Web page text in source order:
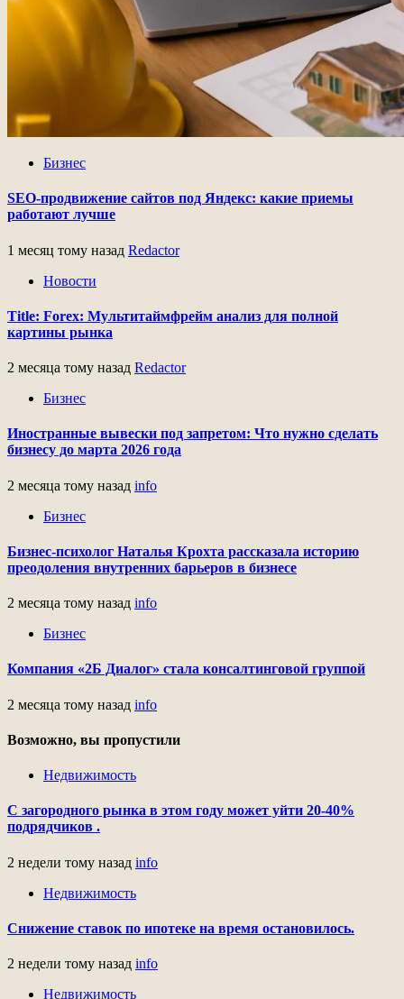
Бизнес
SEO-продвижение сайтов под Яндекс: какие приемы
работают лучше
1 месяц тому назад Redactor
Новости
Title: Forex: Мультитаймфрейм анализ для полной
картины рынка
2 месяца тому назад Redactor
Бизнес
Иностранные вывески под запретом: Что нужно сделать
бизнесу до марта 2026 года
2 месяца тому назад info
Бизнес
Бизнес-психолог Наталья Крохта рассказала историю
преодоления внутренних барьеров в бизнесе
2 месяца тому назад info
Бизнес
Компания «2Б Диалог» стала консалтинговой группой
2 месяца тому назад info
Возможно, вы пропустили
Недвижимость
С загородного рынка в этом году может уйти 20-40%
подрядчиков .
2 недели тому назад info
Недвижимость
Снижение ставок по ипотеке на время остановилось.
2 недели тому назад info
Недвижимость